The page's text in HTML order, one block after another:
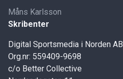
Måns Karlsson
Skribenter
Digital Sportsmedia i Norden AB
Org.nr: 559409-9698
c/o Better Collective